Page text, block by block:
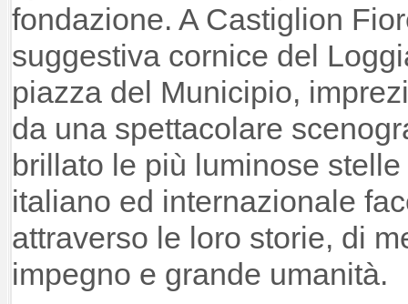
fondazione. A Castiglion
suggestiva cornice del
piazza del Municipio,
da una spettacolare
brillato le più luminose
italiano ed internazionale
attraverso le loro storie, di
impegno e grande umanità.